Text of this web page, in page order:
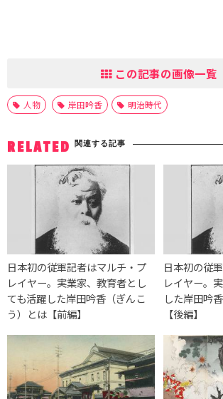
この記事の画像一覧
人物 岸田吟香 明治時代
RELATED 関連する記事
日本初の従軍記者はマルチ・プ
レイヤー。実業家、教育者とし
ても活躍した岸田吟香（ぎんこ
う）とは【前編】
日本初の従
レイヤー。
した岸田吟
【後編】